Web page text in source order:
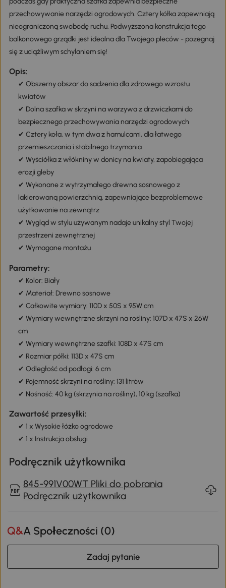
przechowywanie narzędzi ogrodowych. Cztery kółka zapewniają
nieograniczoną swobodę ruchu. Podwyższona konstrukcja tego
balkonowego grządki jest idealna dla Twojego pleców - pożegnaj
się z uciążliwym schylaniem się!
Opis:
✔ Obszerny obszar do sadzenia dla zdrowego wzrostu
kwiatów
✔ Dolna szafka w skrzyni na warzywa z drzwiczkami do
bezpiecznego przechowywania narzędzi ogrodowych
✔ Cztery koła, w tym dwa z hamulcami, dla łatwego
przemieszczania i stabilnego trzymania
✔ Wyściółka z włókniny w donicy na kwiaty, zapobiegająca
erozji gleby
✔ Wykonane z wytrzymałego drewna sosnowego z
lakierowaną powierzchnią, zapewniające bezproblemowe
użytkowanie na zewnątrz
✔ Wygląd w stylu używanym nadaje unikalny styl Twojej
przestrzeni zewnętrznej
✔ Wymagane montażu
Parametry:
✔ Kolor: Biały
✔ Materiał: Drewno sosnowe
✔ Całkowite wymiary: 110D x 50S x 95W cm
✔ Wymiary wewnętrzne skrzyni na rośliny: 107D x 47S x 26W
cm
✔ Wymiary wewnętrzne szafki: 108D x 47S cm
✔ Rozmiar półki: 113D x 47S cm
✔ Odległość od podłogi: 6 cm
✔ Pojemność skrzyni na rośliny: 131 litrów
✔ Nośność: 40 kg (skrzynia na rośliny), 10 kg (szafka)
Zawartość przesyłki:
✔ 1 x Wysokie łóżko ogrodowe
✔ 1 x Instrukcja obsługi
Podręcznik użytkownika
845-991V00WT Pliki do pobrania
Podręcznik użytkownika
Q&A Społeczności (0)
Zadaj pytanie